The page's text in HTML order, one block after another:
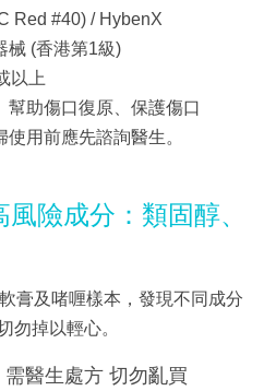
Red #40) / HybenX
械 (香港第1級)
以上
幫助傷口復原、保護傷口
用前應先諮詢醫生。
險成分：類固醇、
膏及啫喱樣本，發現不同成分
勿掉以輕心。
醫生處方 切勿亂買